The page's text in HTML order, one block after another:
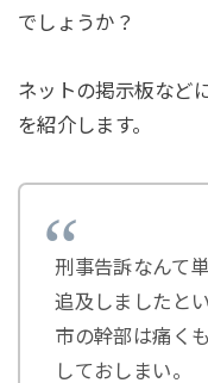
でしょうか？
ネットの掲示板など
を紹介します。
刑事告訴なんて
追及しましたと
市の幹部は痛く
しておしまい。